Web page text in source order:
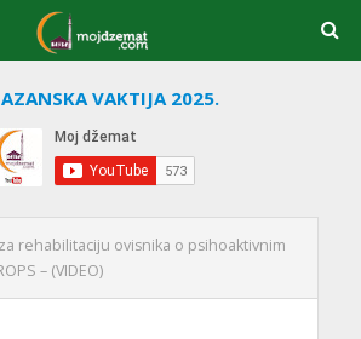
VAKTIJA 2025.
rehabilitaciju ovisnika o psihoaktivnim
– (VIDEO)